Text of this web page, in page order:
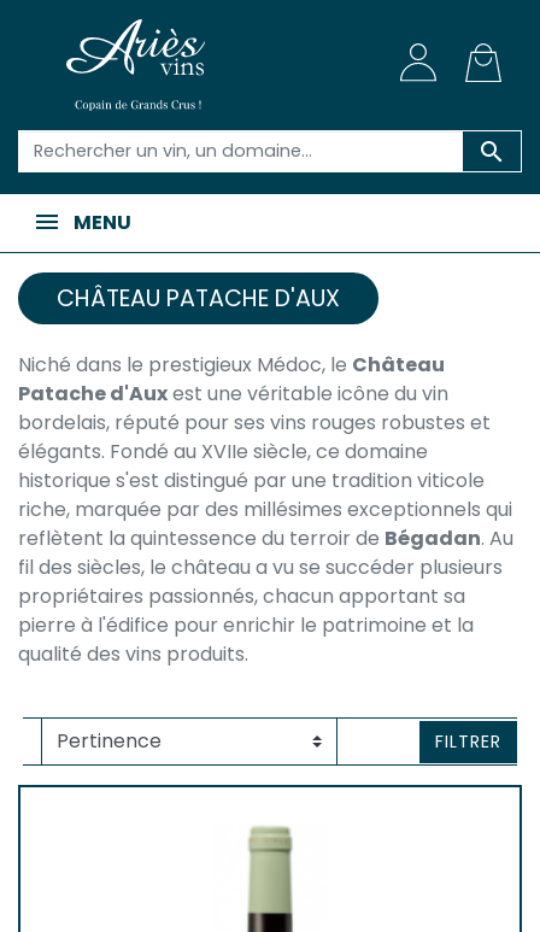

MENU
CHÂTEAU PATACHE D'AUX
Niché dans le prestigieux Médoc, le Château
Patache d'Auxest une véritable icône du vin
bordelais, réputé pour ses vins rouges robustes et
élégants. Fondé au XVIIe siècle, ce domaine
historique s'est distingué par une tradition viticole
riche, marquée par des millésimes exceptionnels qui
reflètent la quintessence du terroir de Bégadan. Au
fil des siècles, le château a vu se succéder plusieurs
propriétaires passionnés, chacun apportant sa
pierre à l'édifice pour enrichir le patrimoine et la
qualité des vins produits.
FILTRER